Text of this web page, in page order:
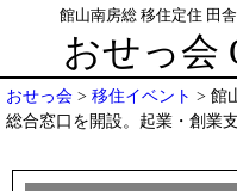
館山南房総 移住定住 田
おせっ会
おせっ会 > 移住イベント > 館
総合窓口を開設。起業・創業